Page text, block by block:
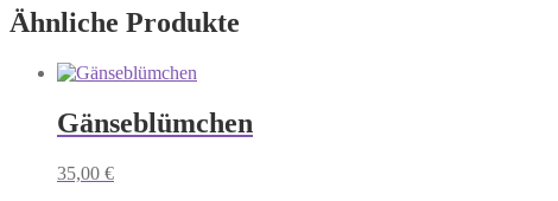
Ähnliche Produkte
Gänseblümchen
35,00 €